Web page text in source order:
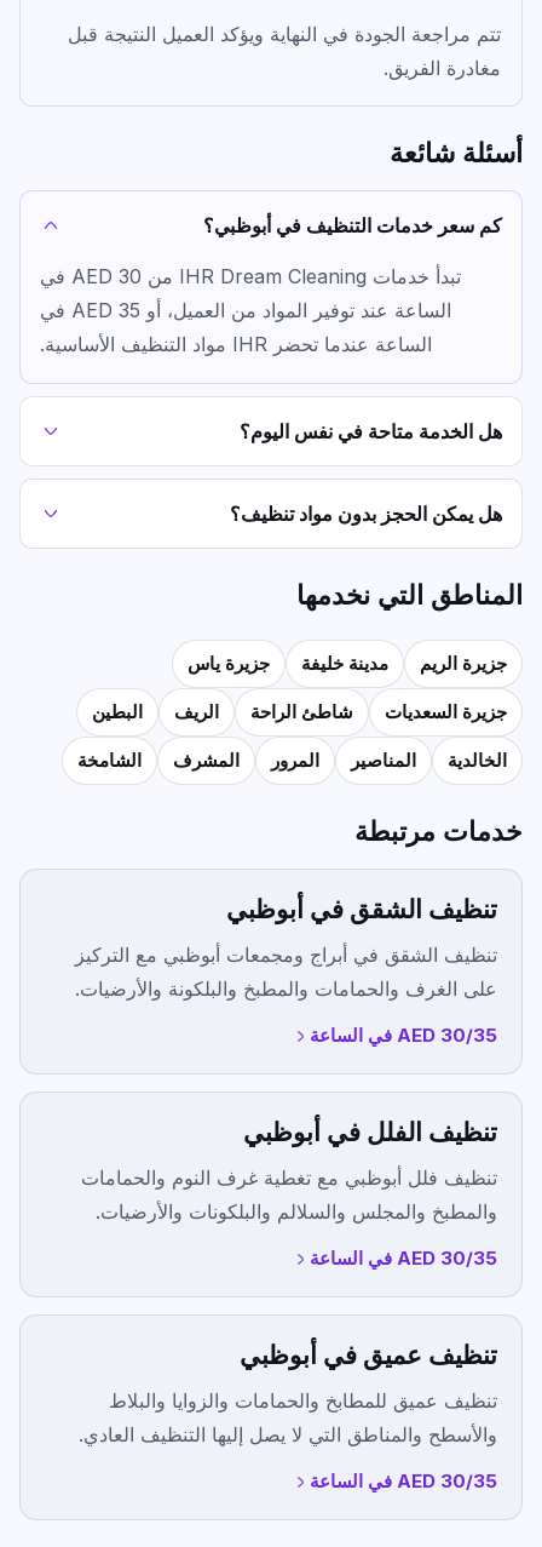
تتم مراجعة الجودة في النهاية ويؤكد العميل النتيجة قبل
مغادرة الفريق.
أسئلة شائعة
كم سعر خدمات التنظيف في أبوظبي؟
تبدأ خدمات IHR Dream Cleaning من AED 30 في
الساعة عند توفير المواد من العميل، أو AED 35 في
الساعة عندما تحضر IHR مواد التنظيف الأساسية.
هل الخدمة متاحة في نفس اليوم؟
هل يمكن الحجز بدون مواد تنظيف؟
المناطق التي نخدمها
جزيرة الريم مدينة خليفة جزيرة ياس
جزيرة السعديات شاطئ الراحة الريف البطين
الخالدية المناصير المرور المشرف الشامخة
خدمات مرتبطة
تنظيف الشقق في أبوظبي
تنظيف الشقق في أبراج ومجمعات أبوظبي مع التركيز
على الغرف والحمامات والمطبخ والبلكونة والأرضيات.
AED 30/35 في الساعة
تنظيف الفلل في أبوظبي
تنظيف فلل أبوظبي مع تغطية غرف النوم والحمامات
والمطبخ والمجلس والسلالم والبلكونات والأرضيات.
AED 30/35 في الساعة
تنظيف عميق في أبوظبي
تنظيف عميق للمطابخ والحمامات والزوايا والبلاط
والأسطح والمناطق التي لا يصل إليها التنظيف العادي.
AED 30/35 في الساعة